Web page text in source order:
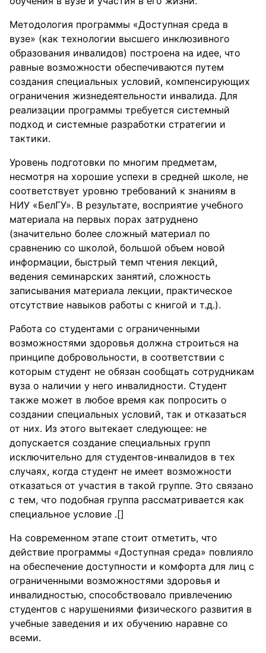
Методология программы «Доступная среда в
вузе» (как технологии высшего инклюзивного
образования инвалидов) построена на идее, что
равные возможности обеспечиваются путем
создания специальных условий, компенсирующих
ограничения жизнедеятельности инвалида. Для
реализации программы требуется системный
подход и системные разработки стратегии и
тактики.
Уровень подготовки по многим предметам,
несмотря на хорошие успехи в средней школе, не
соответствует уровню требований к знаниям в
НИУ «БелГУ». В результате, восприятие учебного
материала на первых порах затруднено
(значительно более сложный материал по
сравнению со школой, большой объем новой
информации, быстрый темп чтения лекций,
ведения семинарских занятий, сложность
записывания материала лекции, практическое
отсутствие навыков работы с книгой и т.д.).
Работа со студентами с ограниченными
возможностями здоровья должна строиться на
принципе добровольности, в соответствии с
которым студент не обязан сообщать сотрудникам
вуза о наличии у него инвалидности. Студент
также может в любое время как попросить о
создании специальных условий, так и отказаться
от них. Из этого вытекает следующее: не
допускается создание специальных групп
исключительно для студентов-инвалидов в тех
случаях, когда студент не имеет возможности
отказаться от участия в такой группе. Это связано
с тем, что подобная группа рассматривается как
специальное условие .[]
На современном этапе стоит отметить, что
действие программы «Доступная среда» повлияло
на обеспечение доступности и комфорта для лиц с
ограниченными возможностями здоровья и
инвалидностью, способствовало привлечению
студентов с нарушениями физического развития в
учебные заведения и их обучению наравне со
всеми.